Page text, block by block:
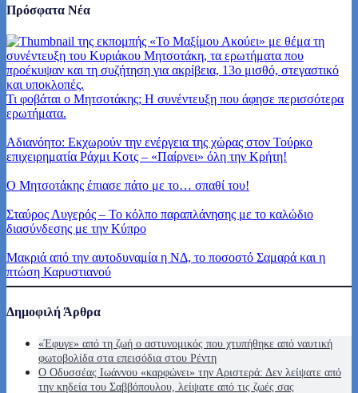
Πρόσφατα Νέα
Τι φοβάται ο Μητσοτάκης; Η συνέντευξη που άφησε περισσότερα
ερωτήματα.
Αδιανόητο: Εκχωρούν την ενέργεια της χώρας στον Τούρκο
επιχειρηματία Ράχμι Κοτς – «Παίρνει» όλη την Κρήτη!
Ο Μητσοτάκης έπιασε πάτο με το… σπαθί του!
Σταύρος Λυγερός – Το κόλπο παραπλάνησης με το καλώδιο
διασύνδεσης με την Κύπρο
Μακριά από την αυτοδυναμία η ΝΔ, το ποσοστό Σαμαρά και η
πτώση Καρυστιανού
Δημοφιλή Άρθρα
«Έφυγε» από τη ζωή ο αστυνομικός που χτυπήθηκε από ναυτική
φωτοβολίδα στα επεισόδια στου Ρέντη
Ο Οδυσσέας Ιωάννου «καρφώνει» την Αριστερά: Δεν λείψατε από
την κηδεία του Σαββόπουλου, λείψατε από τις ζωές σας